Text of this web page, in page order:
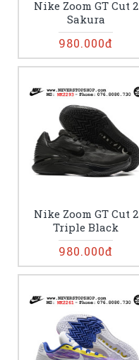
Nike Zoom GT Cut 2
Sakura
980.000đ
Nike Zoom GT Cut 2
Triple Black
980.000đ